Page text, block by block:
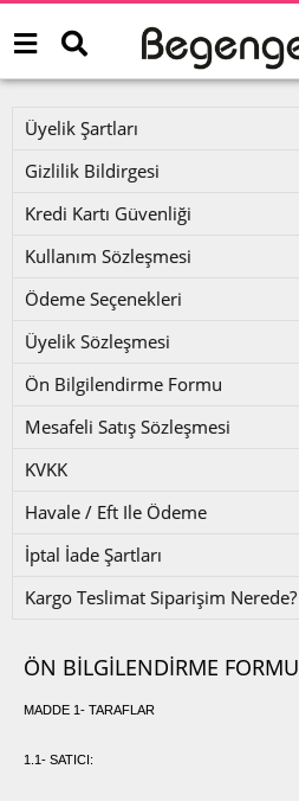
Üyelik Şartları
Gizlilik Bildirgesi
Kredi Kartı Güvenliği
Kullanım Sözleşmesi
Ödeme Seçenekleri
Üyelik Sözleşmesi
Ön Bilgilendirme Formu
Mesafeli Satış Sözleşmesi
KVKK
Havale / Eft Ile Ödeme
İptal İade Şartları
Kargo Teslimat Siparişim Nerede?
ÖN BİLGİLENDİRME FORMU
MADDE 1- TARAFLAR
1.1- SATICI: